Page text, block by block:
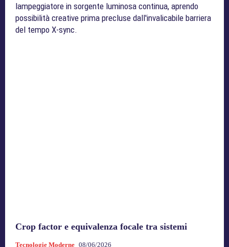
lampeggiatore in sorgente luminosa continua, aprendo
possibilità creative prima precluse dall'invalicabile barriera
del tempo X-sync.
Crop factor e equivalenza focale tra sistemi
Tecnologie Moderne 08/06/2026